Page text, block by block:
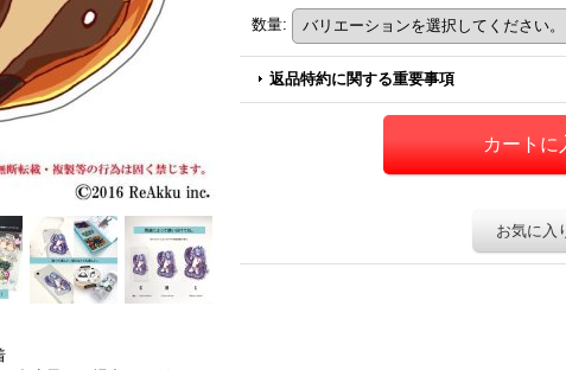
数量:
返品特約に関する重要事項
お気に入